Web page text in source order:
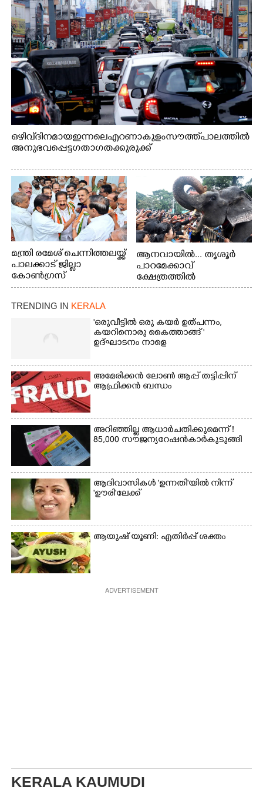
ഒഴിവ് ദിനമായ ഇന്നലെ എറണാകുളം സൗത്ത് പാലത്തിൽ
അനുഭവപ്പെട്ട ഗതാഗതക്കുരുക്ക്
മന്ത്രി രമേശ് ചെന്നിത്തലയ്ക്ക്
പാലക്കാട് ജില്ലാ
കോൺഗ്രസ്
ആനവായിൽ... തൃശൂർ
പാറമേക്കാവ്
ക്ഷേത്രത്തിൽ
സംഘടിപ്പിച്ച ആനയൂട്ടിൽ
നൽക്കുന്നവർ.
TRENDING IN KERALA
'ഒരുവീട്ടിൽ ഒരു കയർ ഉത്പന്നം,
കയറിനൊരു കൈത്താങ്ങ് '
ഉദ്ഘാടനം നാളെ
അമേരിക്കൻ ലോൺ ആപ്പ് തട്ടിപ്പിന്
ആഫ്രിക്കൻ ബന്ധം
അറിഞ്ഞില്ല ആധാർ ചതിക്കുമെന്ന് !
85,000 സൗജന്യ റേഷൻകാർ കുടുങ്ങി
ആദിവാസികൾ 'ഉന്നതി'യിൽ നിന്ന്
'ഊരി'ലേക്ക്
ആയുഷ് യൂണി: എതിർപ്പ് ശക്തം
ADVERTISEMENT
KERALA KAUMUDI